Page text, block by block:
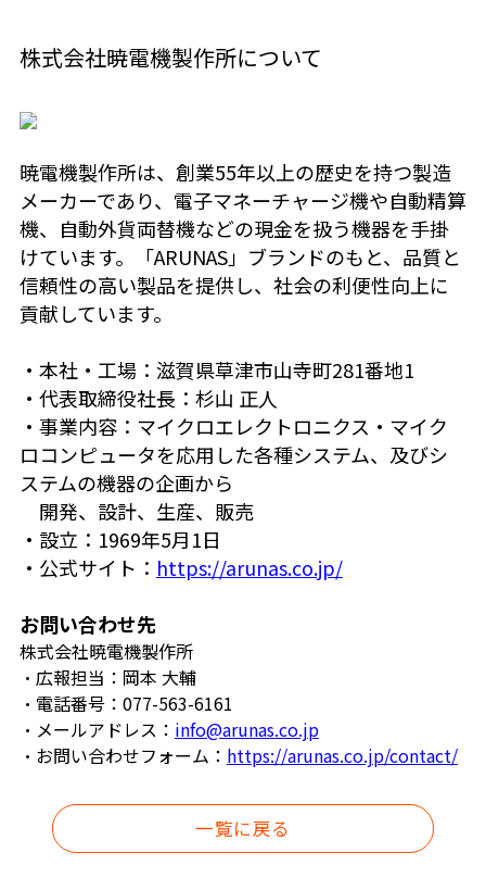
株式会社暁電機製作所について
暁電機製作所は、創業55年以上の歴史を持つ製造
メーカーであり、電子マネーチャージ機や自動精算
機、自動外貨両替機などの現金を扱う機器を手掛
けています。「ARUNAS」ブランドのもと、品質と
信頼性の高い製品を提供し、社会の利便性向上に
貢献しています。
・本社・工場：滋賀県草津市山寺町281番地1
・代表取締役社長：杉山 正人
・事業内容：マイクロエレクトロニクス・マイク
ロコンピュータを応用した各種システム、及びシ
ステムの機器の企画から
開発、設計、 生産、販売
・設立：1969年5月1日
・公式サイト： https://arunas.co.jp/
お問い合わせ先
株式会社暁電機製作所
・広報担当：岡本 大輔
・電話番号：077-563-6161
・メールアドレス： info@arunas.co.jp
・お問い合わせフォーム： https://arunas.co.jp/contact/
一覧に戻る